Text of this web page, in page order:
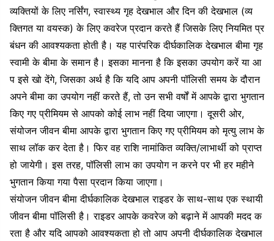
व्यक्तियों के लिए नर्सिंग, स्वास्थ्य गृह देखभाल और दिन की देखभाल (व्य
क्तिगत या वयस्क) के लिए कवरेज प्रदान करते हैं जिसके लिए नियमित प्र
बंधन की आवश्यकता होती है। यह पारंपरिक दीर्घकालिक देखभाल बीमा गृह
स्वामी के बीमा के समान है। इसका मानना ​​है कि इसका उपयोग करें या आ
प इसे खो देंगे, जिसका अर्थ है कि यदि आप अपनी पॉलिसी समय के दौरान
अपने बीमा का उपयोग नहीं करते हैं, तो उन सभी वर्षों में आपके द्वारा भुगतान
किए गए प्रीमियम से आपको कोई लाभ नहीं दिया जाएगा। दूसरी ओर,
संयोजन जीवन बीमा आपके द्वारा भुगतान किए गए प्रीमियम को मृत्यु लाभ के
साथ लॉक कर देता है। फिर वह राशि नामांकित व्यक्ति/लाभार्थी को प्राप्त
हो जायेगी। इस तरह, पॉलिसी लाभ का उपयोग न करने पर भी हर महीने
भुगतान किया गया पैसा प्रदान किया जाएगा।
संयोजन जीवन बीमा दीर्घकालिक देखभाल राइडर के साथ-साथ एक स्थायी
जीवन बीमा पॉलिसी है। राइडर आपके कवरेज को बढ़ाने में आपकी मदद क
रता है और यदि आपको आवश्यकता हो तो आप अपनी दीर्घकालिक देखभाल